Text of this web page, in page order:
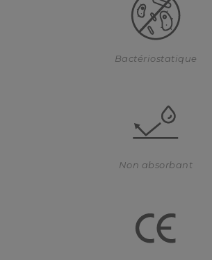
Bactériostatique
Non absorbant